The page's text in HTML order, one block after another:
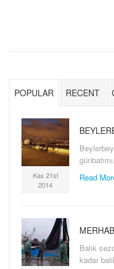
POPULAR RECENT
Kas 21st
2014
Read
Balık
kadar